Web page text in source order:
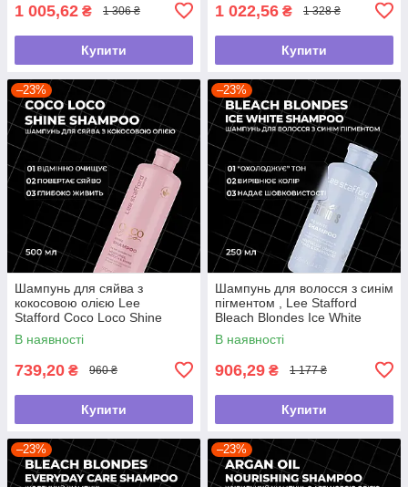
1 005,62 ₴ 1 306 ₴
Купити
1 022,56 ₴ 1 328 ₴
Купити
–23%
Шампунь для сяйва з
кокосовою олією Lee
Stafford Coco Loco Shine
Shampoo, 500 мл
В наявності
739,20 ₴ 960 ₴
Купити
–23%
Шампунь для волосся з синім
пігментом , Lee Stafford
Bleach Blondes Ice White
Toning Shampoo ,250мл
В наявності
906,29 ₴ 1 177 ₴
Купити
–23% –23%